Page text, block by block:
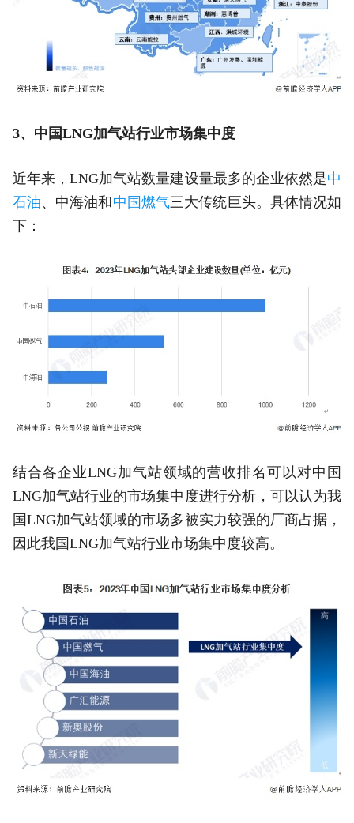
3、中国LNG加气站行业市场集中度
近年来，LNG加气站数量建设量最多的企业依然是中
石油、中海油和中国燃气三大传统巨头。具体情况如
下：
结合各企业LNG加气站领域的营收排名可以对中国
LNG加气站行业的市场集中度进行分析，可以认为我
国LNG加气站领域的市场多被实力较强的厂商占据，
因此我国LNG加气站行业市场集中度较高。